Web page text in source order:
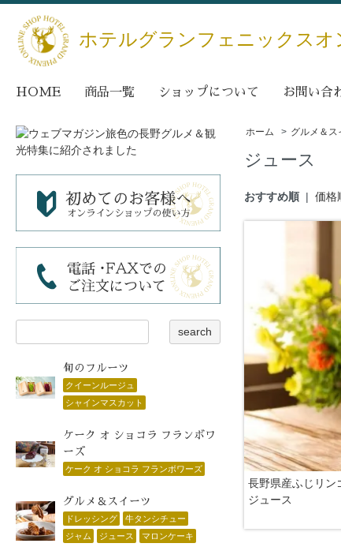
ホテルグランフェニックス
HOME 商品一覧 ショップについて お問い合
旬のフルーツ
クイーンルージュ
シャインマスカット
ケーク オ ショコラ フランボワ
ーズ
ケーク オ ショコラ フランボワーズ
グルメ＆スイーツ
ドレッシング
牛タンシチュー
ジャム
ジュース マロンケーキ
ホーム > グルメ＆ス
ジュース
おすすめ順 |価格
長野県産ふじリン
ジュース